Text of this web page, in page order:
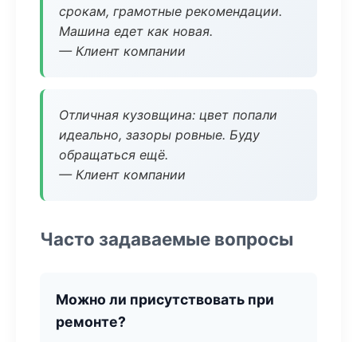
срокам, грамотные рекомендации.
Машина едет как новая.
— Клиент компании
Отличная кузовщина: цвет попали
идеально, зазоры ровные. Буду
обращаться ещё.
— Клиент компании
Часто задаваемые вопросы
Можно ли присутствовать при
ремонте?